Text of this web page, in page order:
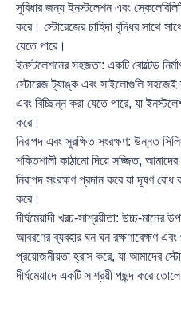
সুবিধার জন্য ইনস্টলেশন এবং
করে। স্টোরেজের চাহিদা বৃদ্ধির সাথে
যেতে পারে।
ইনস্টলেশনের সহজতা: একটি বোল্টেড
স্টোরেজ ট্যাঙ্ক এবং সাইলোগুলি সহজেই
এবং বিচ্ছিন্ন করা যেতে পারে, যা
করে।
নিরাপদ এবং সুরক্ষিত সংরক্ষণ: উন্নত
শক্তিশালী কাঠামো দিয়ে সজ্জিত,
নিরাপদ সংরক্ষণ প্রদান করে যা দূষণ
করে।
দীর্ঘমেয়াদী খরচ-সাশ্রয়ীতা: উচ্চ-মানের
আবরণের ব্যবহার ঘন ঘন রক্ষণাবেক্ষণ
প্রয়োজনীয়তা হ্রাস করে, যা আমাদের
দীর্ঘমেয়াদে একটি সাশ্রয়ী পছন্দ করে